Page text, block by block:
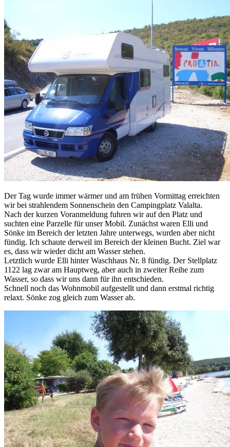
Der Tag wurde immer wärmer und am frühen Vormittag erreichten
wir bei strahlendem Sonnenschein den Campingplatz Valalta.
Nach der kurzen Voranmeldung fuhren wir auf den Platz und
suchten eine Parzelle für unser Mobil. Zunächst waren Elli und
Sönke im Bereich der letzten Jahre unterwegs, wurden aber nicht
fündig. Ich schaute derweil im Bereich der kleinen Bucht. Ziel war
es, dass wir wieder dicht am Wasser stehen.
Letztlich wurde Elli hinter Waschhaus Nr. 8 fündig. Der Stellplatz
1122 lag zwar am Hauptweg, aber auch in zweiter Reihe zum
Wasser, so dass wir uns dann für ihn entschieden.
Schnell noch das Wohnmobil aufgestellt und dann erstmal richtig
relaxt. Sönke zog gleich zum Wasser ab.